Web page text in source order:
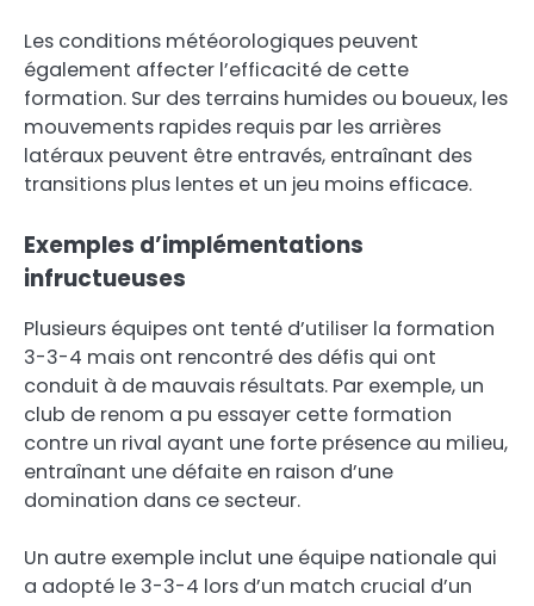
Les conditions météorologiques peuvent
également affecter l’efficacité de cette
formation. Sur des terrains humides ou boueux, les
mouvements rapides requis par les arrières
latéraux peuvent être entravés, entraînant des
transitions plus lentes et un jeu moins efficace.
Exemples d’implémentations
infructueuses
Plusieurs équipes ont tenté d’utiliser la formation
3-3-4 mais ont rencontré des défis qui ont
conduit à de mauvais résultats. Par exemple, un
club de renom a pu essayer cette formation
contre un rival ayant une forte présence au milieu,
entraînant une défaite en raison d’une
domination dans ce secteur.
Un autre exemple inclut une équipe nationale qui
a adopté le 3-3-4 lors d’un match crucial d’un